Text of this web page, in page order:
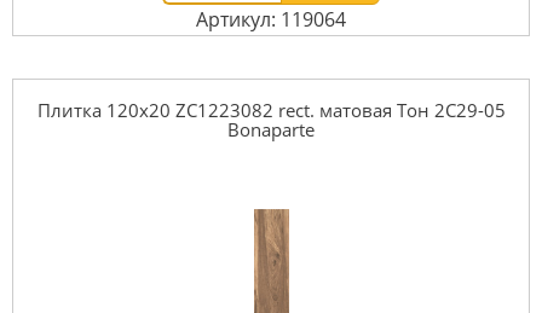
Артикул: 119064
Плитка 120x20 ZC1223082 rect. матовая Тон 2С29-05
Bonaparte